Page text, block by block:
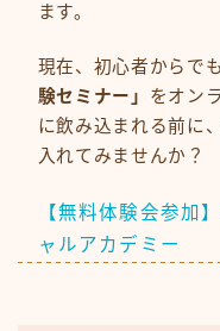
ます。
現在、初心者からで
験セミナー」 をオン
に飲み込まれる前に
入れてみませんか？
【無料体験会参加
ャルアカデミー